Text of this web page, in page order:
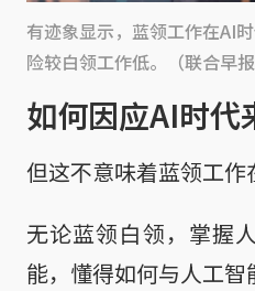
有迹象显示，蓝领工作在AI
险较白领工作低。（联合早报
如何因应AI时代
但这不意味着蓝领工作
无论蓝领白领，掌握
能，懂得如何与人工